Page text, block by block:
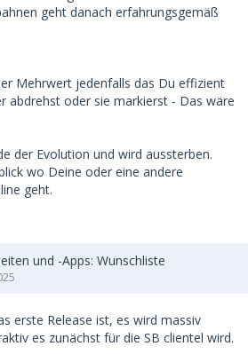
geht danach erfahrungsgemäß
Mehrwert jedenfalls das Du effizient
abdrehst oder sie markierst - Das wäre
der Evolution und wird aussterben.
wo Deine oder eine andere
geht.
und -Apps: Wunschliste
erste Release ist, es wird massiv
es zunächst für die SB clientel wird.